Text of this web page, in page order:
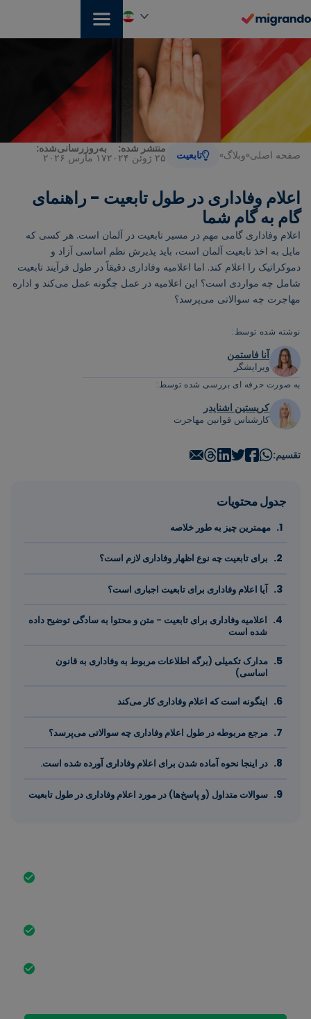
به
محتوا
فارسی
صفحه اصلی»وبلاگ» تابعیت منتشر شده:
۲۵ ژوئن ۲۰۲۴
به‌روزرسانی‌شده:
۱۷ مارس ۲۰۲۶
اعلام وفاداری در طول تابعیت - راهنمای
گام به گام شما
اعلام وفاداری گامی مهم در مسیر تابعیت در آلمان است. هر کسی که
مایل به اخذ تابعیت آلمان است، باید پذیرش نظم اساسی آزاد و
دموکراتیک را اعلام کند. اما اعلامیه وفاداری دقیقاً در طول فرآیند تابعیت
شامل چه مواردی است؟ این اعلامیه در عمل چگونه عمل می‌کند و اداره
مهاجرت چه سوالاتی می‌پرسد؟
نوشته شده توسط:
آنا فاستمن
ویرایشگر
به صورت حرفه ای بررسی شده توسط:
کریستین اشنایدر
کارشناس قوانین مهاجرت
تقسیم:
جدول محتویات
مهمترین چیز به طور خلاصه
برای تابعیت چه نوع اظهار وفاداری لازم است؟
آیا اعلام وفاداری برای تابعیت اجباری است؟
اعلامیه وفاداری برای تابعیت - متن و محتوا به سادگی توضیح داده
شده است
مدارک تکمیلی (برگه اطلاعات مربوط به وفاداری به قانون
اساسی)
اینگونه است که اعلام وفاداری کار می‌کند
مرجع مربوطه در طول اعلام وفاداری چه سوالاتی می‌پرسد؟
در اینجا نحوه آماده شدن برای اعلام وفاداری آورده شده است.
سوالات متداول (و پاسخ‌ها) در مورد اعلام وفاداری در طول تابعیت